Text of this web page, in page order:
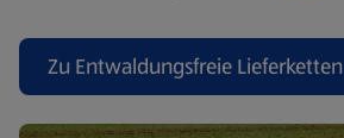
Zu Entwaldungsfreie Lieferketten